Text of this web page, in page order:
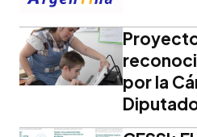
por la